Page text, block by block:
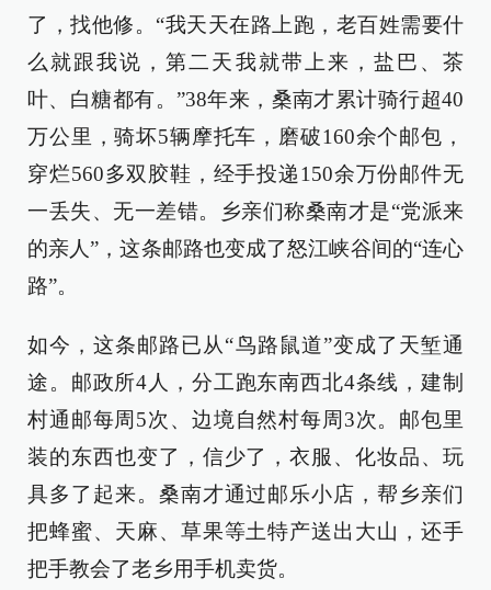
了，找他修。“我天天在路上跑，老百姓需要什
么就跟我说，第二天我就带上来，盐巴、茶
叶、白糖都有。”38年来，桑南才累计骑行超40
万公里，骑坏5辆摩托车，磨破160余个邮包，
穿烂560多双胶鞋，经手投递150余万份邮件无
一丢失、无一差错。乡亲们称桑南才是“党派来
的亲人”，这条邮路也变成了怒江峡谷间的“连心
路”。
如今，这条邮路已从“鸟路鼠道”变成了天堑通
途。邮政所4人，分工跑东南西北4条线，建制
村通邮每周5次、边境自然村每周3次。邮包里
装的东西也变了，信少了，衣服、化妆品、玩
具多了起来。桑南才通过邮乐小店，帮乡亲们
把蜂蜜、天麻、草果等土特产送出大山，还手
把手教会了老乡用手机卖货。